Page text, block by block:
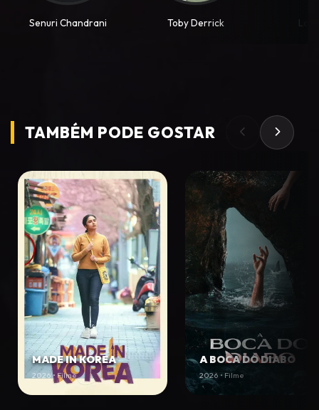
Senuri Chandrani Toby Derrick
TAMBÉM PODE GOSTAR
MADE IN KOREA
2026 • Filme
A BOCA DO DIABO
2026 • Filme